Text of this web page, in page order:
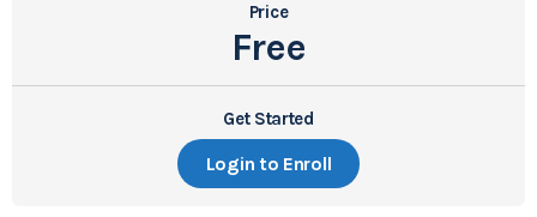
Price
Free
Get Started
Login to Enroll